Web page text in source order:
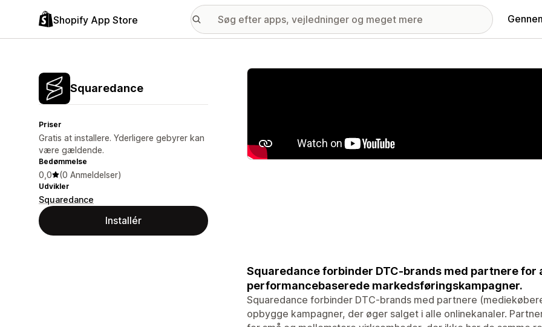
Shopify App Store
Squaredance
Priser
Gratis at installere. Yderligere gebyrer kan
være gældende.
Bedømmelse
0,0 (0 Anmeldelser)
Udvikler
Squaredance
Installér
Galleri med udvalgte billeder
Squaredance forbinder DTC-brands med partnere for
performancebaserede markedsføringskampagner.
Squaredance forbinder DTC-brands med partnere
opbygge kampagner, der øger salget i alle onlinekanaler.